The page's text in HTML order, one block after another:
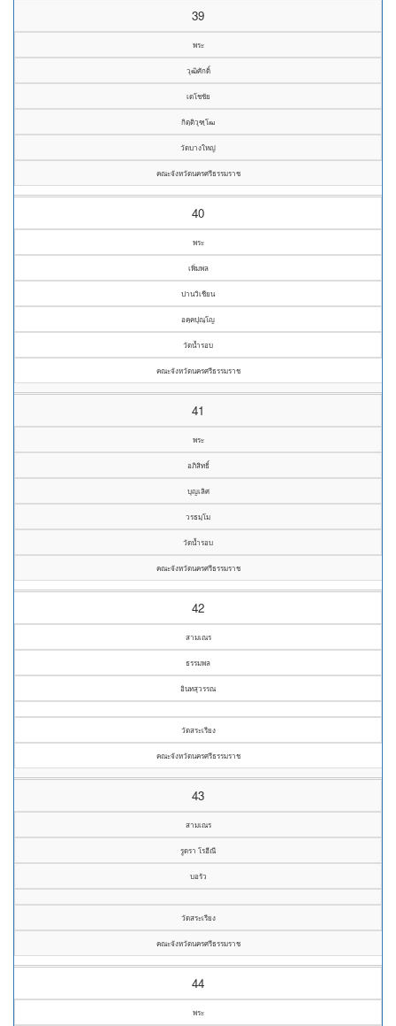
39
พระ
วุฒิศักดิ์
เดโชชัย
กิตฺติวุฑฺโฒ
วัดบางใหญ่
คณะจังหวัดนครศรีธรรมราช
40
พระ
เพิ่มพล
ปานวิเชียน
อคฺคปุณฺโญ
วัดน้ำรอบ
คณะจังหวัดนครศรีธรรมราช
41
พระ
อภิสิทธิ์
บุญเลิศ
วรธมฺโม
วัดน้ำรอบ
คณะจังหวัดนครศรีธรรมราช
42
สามเณร
ธรรมพล
อินทสุวรรณ
วัดสระเรียง
คณะจังหวัดนครศรีธรรมราช
43
สามเณร
รูดรา โรฮีณี
บอรัว
วัดสระเรียง
คณะจังหวัดนครศรีธรรมราช
44
พระ